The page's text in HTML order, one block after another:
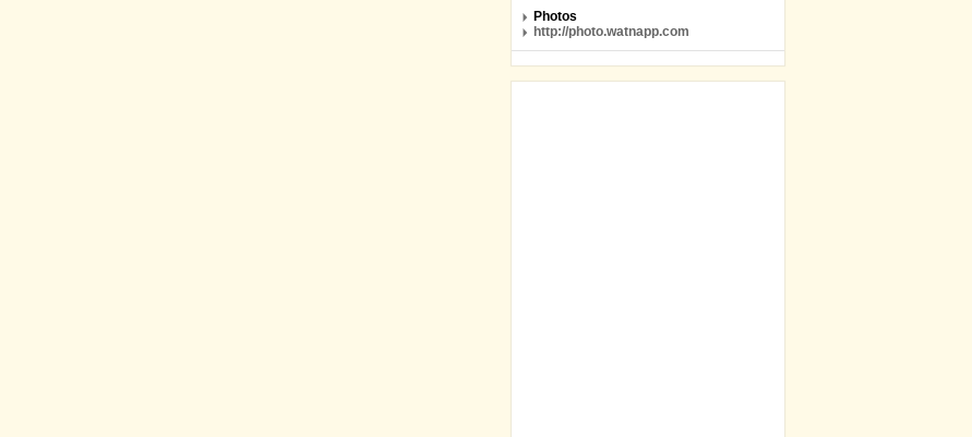
Photos
http://photo.watnapp.com